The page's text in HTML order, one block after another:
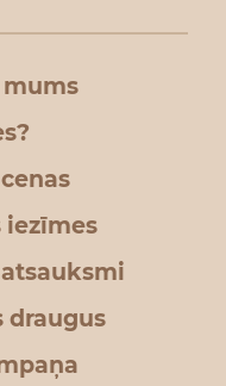
mums
iezīmes
draugus